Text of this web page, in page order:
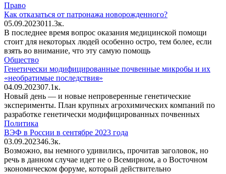
Право
Как отказаться от патронажа новорожденного?
05.09.2023011.3к.
В последнее время вопрос оказания медицинской помощи
стоит для некоторых людей особенно остро, тем более, если
взять во внимание, что эту самую помощь
Общество
Генетически модифицированные почвенные микробы и их
«необратимые последствия»
04.09.202307.1к.
Новый день — и новые непроверенные генетические
эксперименты. План крупных агрохимических компаний по
разработке генетически модифицированных почвенных
Политика
ВЭФ в России в сентябре 2023 года
03.09.202346.3к.
Возможно, вы немного удивились, прочитав заголовок, но
речь в данном случае идет не о Всемирном, а о Восточном
экономическом форуме, который действительно